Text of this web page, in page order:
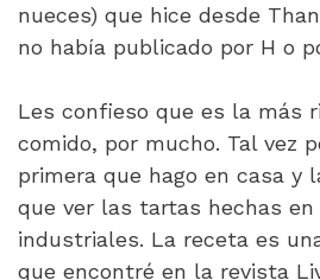
nueces) que hice desde
no había publicado por H o
Les confieso que es la más
comido, por mucho. Tal vez
primera que hago en casa y
que ver las tartas hechas en
industriales. La receta es
que encontré en la revista